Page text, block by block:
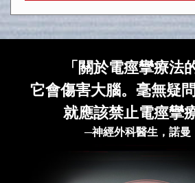
「關於電痙攣療法
它會傷害大腦。毫無疑
就應該禁止電痙攣
─神經外科醫生，諾曼